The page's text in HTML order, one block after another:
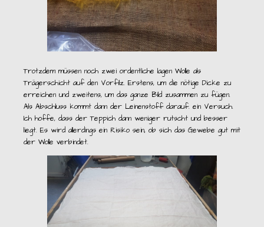
Trotzdem müssen noch zwei ordentliche lagen Wolle als
Trägerschicht auf den Vorfilz. Erstens, um die nötige Dicke zu
erreichen und zweitens, um das ganze Bild zusammen zu fügen.
Als Abschluss kommt dann der Leinenstoff darauf. ein Versuch.
Ich hoffe, dass der Teppich dann weniger rutscht und besser
liegt. Es wird allerdings ein Risiko sein, ob sich das Gewebe gut mit
der Wolle verbindet.